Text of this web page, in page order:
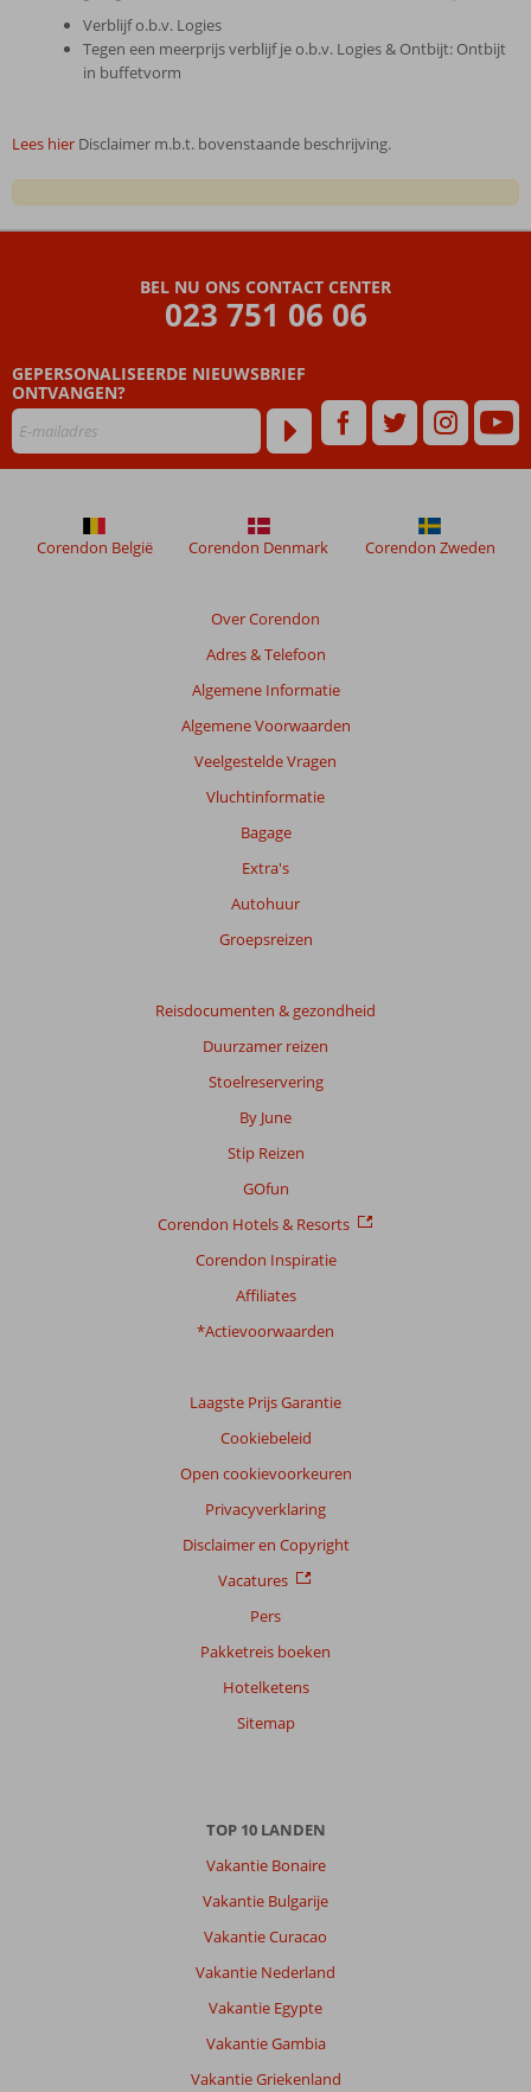
Verblijf o.b.v. Logies
Tegen een meerprijs verblijf je o.b.v. Logies & Ontbijt: Ontbijt
in buffetvorm
Lees hier Disclaimer m.b.t. bovenstaande beschrijving.
na
hun
verblijf
in
Beoordelingen
BEL NU ONS CONTACT CENTER
023 751 06 06
GEPERSONALISEERDE NIEUWSBRIEF
ONTVANGEN?
Over Corendon
Adres & Telefoon
Algemene Informatie
Algemene Voorwaarden
Veelgestelde Vragen
Vluchtinformatie
Bagage
Extra's
Autohuur
Groepsreizen
Reisdocumenten & gezondheid
Duurzamer reizen
Stoelreservering
By June
Stip Reizen
GOfun
Corendon Hotels & Resorts
Corendon Inspiratie
Affiliates
*Actievoorwaarden
Laagste Prijs Garantie
Cookiebeleid
Open cookievoorkeuren
Privacyverklaring
Disclaimer en Copyright
Vacatures
Pers
Pakketreis boeken
Hotelketens
Sitemap
Corendon België Corendon Denmark Corendon Zweden
TOP 10 LANDEN
Vakantie Bonaire
Vakantie Bulgarije
Vakantie Curacao
Vakantie Nederland
Vakantie Egypte
Vakantie Gambia
Vakantie Griekenland